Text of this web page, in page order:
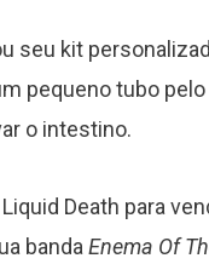
seu kit
pequeno tubo pelo
o intestino.
Death para
banda Enema Of